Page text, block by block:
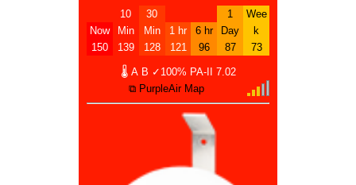
Now
150
10
Min
139
30
Min
128
1 hr
121
6 hr
96
1
Day
87
Wee
k
73
🌡 A B ✓100% PA-II
7.02
⧉ PurpleAir Map